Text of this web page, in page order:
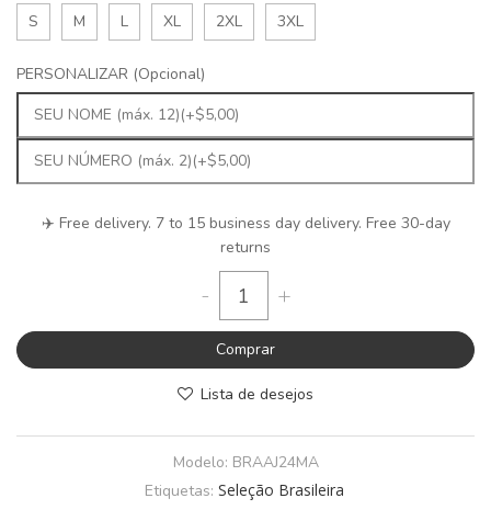
S M L XL 2XL 3XL
PERSONALIZAR (Opcional)
✈️ Free delivery. 7 to 15 business day delivery. Free 30-day
returns
- +
Comprar
Lista de desejos
Modelo: BRAAJ24MA
Etiquetas: Seleção Brasileira